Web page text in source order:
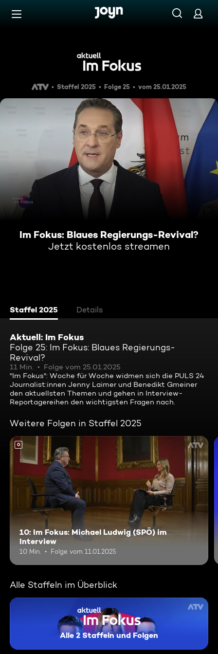
Zum Inhalt springen
Staffel 2025 Folge 25 vom 25.01.2025
Im Fokus: Blaues Regierungs-Revival?
Jetzt kostenlos streamen
Staffel 2025 Details
Aktuell: Im Fokus
Folge 25: Im Fokus: Blaues Regierungs-
Revival?
11 Min.
Folge vom 25.01.2025
"Im Fokus": Woche für Woche widmen sich die PULS 24
Journalist:innen Jenny Laimer und Benedikt Gmeiner
den aktuellsten Themen und gehen in Interview-
Reportagereihen den wichtigsten Fragen nach.
Weitere Folgen in Staffel 2025
0
10: Im Fokus: Michael Ludwig (SPÖ) im
Interview
10 Min. Folge vom 11.01.2025
Alle Staffeln im Überblick
Alle 2 Staffeln und Folgen